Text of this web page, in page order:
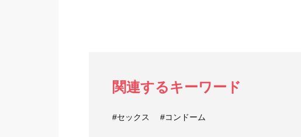
関連するキーワード
#セックス #コンドーム